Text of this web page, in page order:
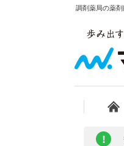
調剤薬局の薬
!